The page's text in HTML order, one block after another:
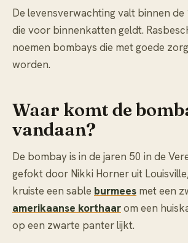
De levensverwachting valt binnen
die voor binnenkatten geldt.
noemen bombays die met goede
worden.
Waar komt de
vandaan?
De bombay is in de jaren 50 in de
gefokt door Nikki Horner uit
kruiste een sable burmees met een
amerikaanse korthaarom een
op een zwarte panter lijkt.